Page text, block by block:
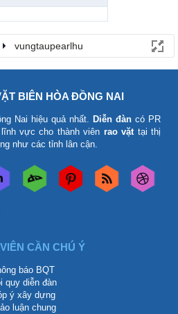
vungtaupearlhu
BIÊN HÒA ĐỒNG NAI
Nai hiệu quả nhất. Diễn đàn có PR
vực cho thành viên rao vặttại thị
như các tỉnh lân cận.
CẦN CHÚ Ý
báo BQT
quy diễn đàn
ý xây dựng
luận chung